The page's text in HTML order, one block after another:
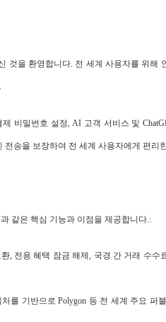
것을 환영합니다. 전 세계 사용자를 위해
비밀번호 설정, AI 고객 서비스 및
송을 보장하여 전 세계 사용자에게 편리
같은 핵심 기능과 이점을 제공합니다.:
, 전용 혜택 잠금 해제, 국경 간 거래 수수
를 기반으로 Polygon 등 전 세계 주요 퍼